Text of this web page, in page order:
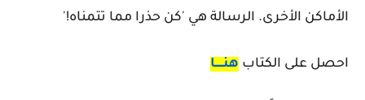
الأماكن الأخرى. الرسالة هي 'كن حذرا مما تتمناه!'
احصل على الكتاب هنـــــا